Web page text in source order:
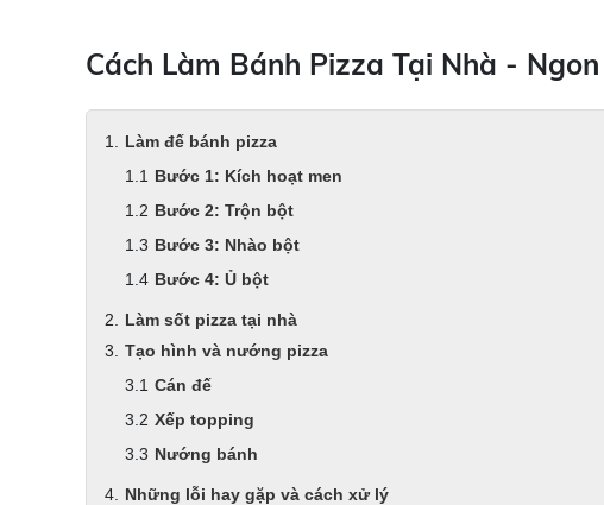
Cách Làm Bánh Pizza Tại Nhà -
Làm đế bánh pizza
Bước 1: Kích hoạt men
Bước 2: Trộn bột
Bước 3: Nhào bột
Bước 4: Ủ bột
Làm sốt pizza tại nhà
Tạo hình và nướng pizza
Cán đế
Xếp topping
Nướng bánh
Những lỗi hay gặp và cách xử lý